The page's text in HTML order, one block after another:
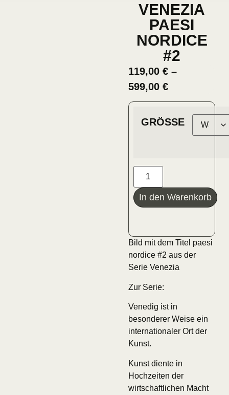
VENEZIA
PAESI
NORDICE
#2
119,00 €–
599,00 €
GRÖSSE
In den Warenkorb
Bild mit dem Titel paesi
nordice #2 aus der
Serie Venezia
Zur Serie:
Venedig ist in
besonderer Weise ein
internationaler Ort der
Kunst.
Kunst diente in
Hochzeiten der
wirtschaftlichen Macht